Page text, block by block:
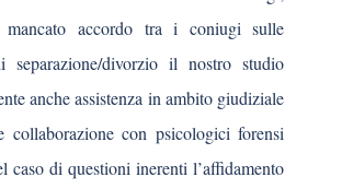
accordo tra i coniugi sulle
separazione/divorzio il nostro studio
anche assistenza in ambito giudiziale
collaborazione con psicologici forensi
caso di questioni inerenti l’affidamento